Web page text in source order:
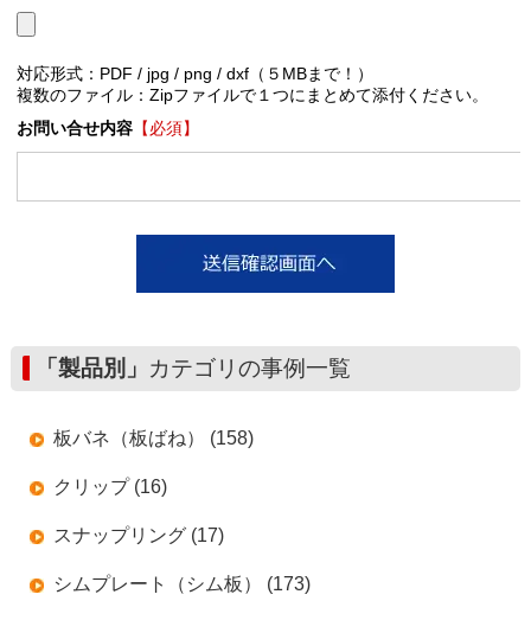
対応形式：PDF / jpg / png / dxf（５MBまで！）
複数のファイル：Zipファイルで１つにまとめて添付ください。
お問い合せ内容【必須】
「製品別」 カテゴリの事例一覧
板バネ（板ばね） (158)
クリップ (16)
スナップリング (17)
シムプレート（シム板） (173)